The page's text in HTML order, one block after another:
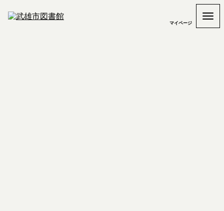
マイページ